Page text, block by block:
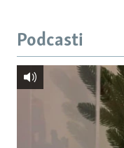
Podcasti